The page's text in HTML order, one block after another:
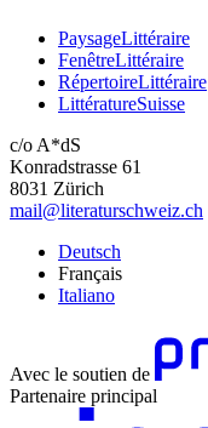
PaysageLittéraire
FenêtreLittéraire
RépertoireLittéraire
LittératureSuisse
c/o A*dS
Konradstrasse 61
8031 Zürich
mail@literaturschweiz.ch
Deutsch
Français
Italiano
Avec le soutien de
Partenaire principal